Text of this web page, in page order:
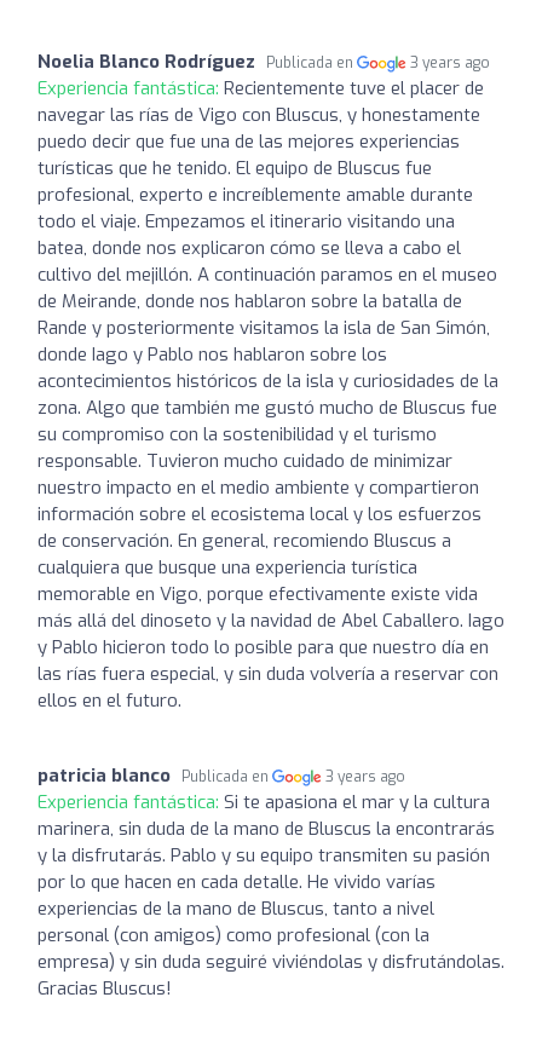
Noelia Blanco Rodríguez Publicada en 3 years ago
Experiencia fantástica: Recientemente tuve el placer de
navegar las rías de Vigo con Bluscus, y honestamente
puedo decir que fue una de las mejores experiencias
turísticas que he tenido. El equipo de Bluscus fue
profesional, experto e increíblemente amable durante
todo el viaje. Empezamos el itinerario visitando una
batea, donde nos explicaron cómo se lleva a cabo el
cultivo del mejillón. A continuación paramos en el museo
de Meirande, donde nos hablaron sobre la batalla de
Rande y posteriormente visitamos la isla de San Simón,
donde Iago y Pablo nos hablaron sobre los
acontecimientos históricos de la isla y curiosidades de la
zona. Algo que también me gustó mucho de Bluscus fue
su compromiso con la sostenibilidad y el turismo
responsable. Tuvieron mucho cuidado de minimizar
nuestro impacto en el medio ambiente y compartieron
información sobre el ecosistema local y los esfuerzos
de conservación. En general, recomiendo Bluscus a
cualquiera que busque una experiencia turística
memorable en Vigo, porque efectivamente existe vida
más allá del dinoseto y la navidad de Abel Caballero. Iago
y Pablo hicieron todo lo posible para que nuestro día en
las rías fuera especial, y sin duda volvería a reservar con
ellos en el futuro.
patricia blanco Publicada en 3 years ago
Experiencia fantástica: Si te apasiona el mar y la cultura
marinera, sin duda de la mano de Bluscus la encontrarás
y la disfrutarás. Pablo y su equipo transmiten su pasión
por lo que hacen en cada detalle. He vivido varías
experiencias de la mano de Bluscus, tanto a nivel
personal (con amigos) como profesional (con la
empresa) y sin duda seguiré viviéndolas y disfrutándolas.
Gracias Bluscus!